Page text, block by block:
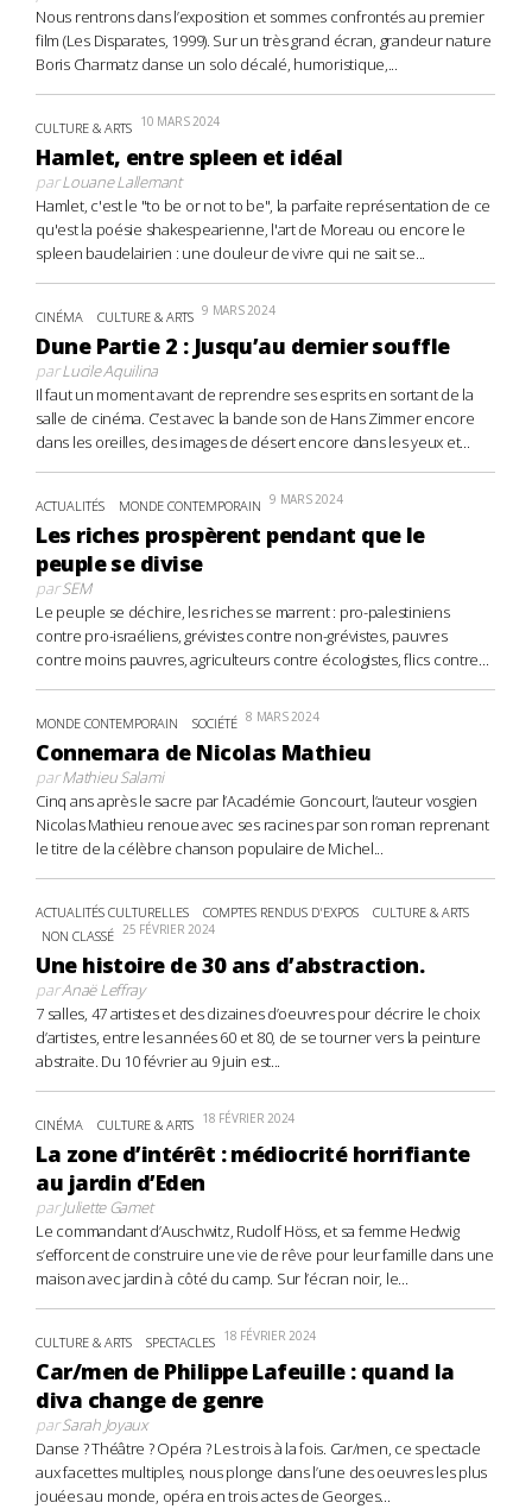
Nous rentrons dans l’exposition et sommes confrontés au premier
film (Les Disparates, 1999). Sur un très grand écran, grandeur nature
Boris Charmatz danse un solo décalé, humoristique,...
CULTURE & ARTS 10 MARS 2024
Hamlet, entre spleen et idéal
parLouane Lallemant
Hamlet, c'est le "to be or not to be", la parfaite représentation de ce
qu'est la poésie shakespearienne, l'art de Moreau ou encore le
spleen baudelairien : une douleur de vivre qui ne sait se...
CINÉMA CULTURE & ARTS 9 MARS 2024
Dune Partie 2 : Jusqu’au dernier souffle
parLucile Aquilina
Il faut un moment avant de reprendre ses esprits en sortant de la
salle de cinéma. C’est avec la bande son de Hans Zimmer encore
dans les oreilles, des images de désert encore dans les yeux et...
ACTUALITÉS MONDE CONTEMPORAIN 9 MARS 2024
Les riches prospèrent pendant que le
peuple se divise
parSEM
Le peuple se déchire, les riches se marrent : pro-palestiniens
contre pro-israéliens, grévistes contre non-grévistes, pauvres
contre moins pauvres, agriculteurs contre écologistes, flics contre...
MONDE CONTEMPORAIN SOCIÉTÉ 8 MARS 2024
Connemara de Nicolas Mathieu
parMathieu Salami
Cinq ans après le sacre par l’Académie Goncourt, l’auteur vosgien
Nicolas Mathieu renoue avec ses racines par son roman reprenant
le titre de la célèbre chanson populaire de Michel...
ACTUALITÉS CULTURELLES COMPTES RENDUS D'EXPOS
CULTURE & ARTS
NON CLASSÉ 25 FÉVRIER 2024
Une histoire de 30 ans d’abstraction.
parAnaë Leffray
7 salles, 47 artistes et des dizaines d’oeuvres pour décrire le choix
d’artistes, entre les années 60 et 80, de se tourner vers la peinture
abstraite. Du 10 février au 9 juin est...
CINÉMA CULTURE & ARTS 18 FÉVRIER 2024
La zone d’intérêt : médiocrité horrifiante
au jardin d’Eden
parJuliette Gamet
Le commandant d’Auschwitz, Rudolf Höss, et sa femme Hedwig
s’efforcent de construire une vie de rêve pour leur famille dans une
maison avec jardin à côté du camp. Sur l’écran noir, le...
CULTURE & ARTS SPECTACLES 18 FÉVRIER 2024
Car/men de Philippe Lafeuille : quand la
diva change de genre
parSarah Joyaux
Danse ? Théâtre ? Opéra ? Les trois à la fois. Car/men, ce spectacle
aux facettes multiples, nous plonge dans l’une des oeuvres les plus
jouées au monde, opéra en trois actes de Georges...